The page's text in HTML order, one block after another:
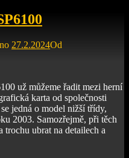
27.2.2024Od
už můžeme řadit mezi herní
karta od společnosti
jedná o model nižší třídy,
2003. Samozřejmě, při těch
trochu ubrat na detailech a